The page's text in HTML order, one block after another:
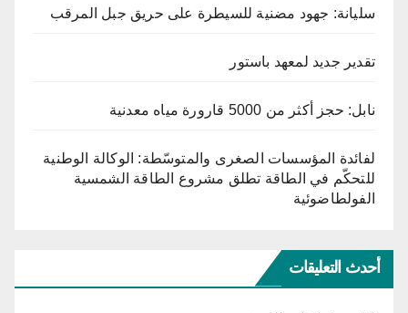
سليانة: جهود مضنية للسيطرة على حريق جبل المرقب
تقدير جديد لمعهد باستور
نابل: حجز أكثر من 5000 قارورة مياه معدنية
لفائدة المؤسسات الصغرى والمتوسّطة: الوكالة الوطنية
للتحكّم في الطاقة تطلق مشروع الطاقة الشمسية
الفولطاضوئية
أحدث التعليقات